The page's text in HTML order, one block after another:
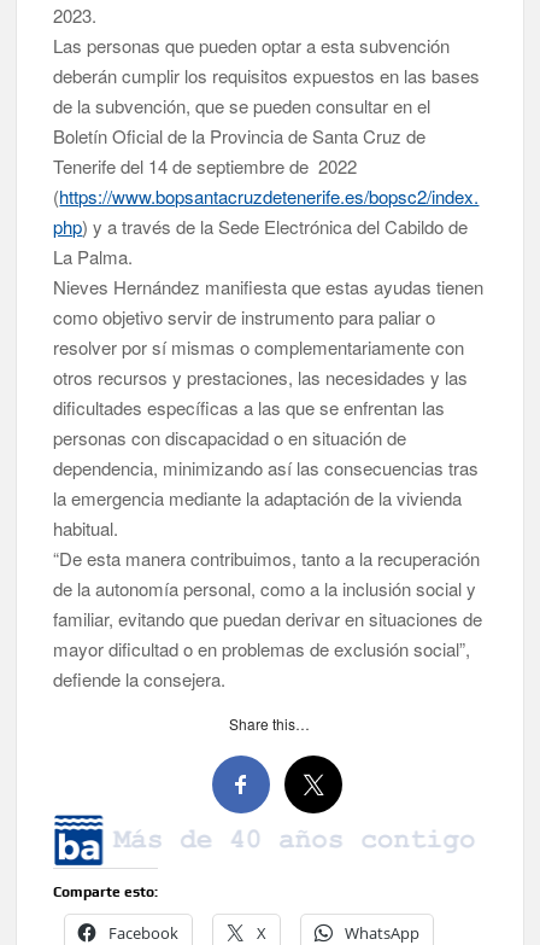
2023.
Las personas que pueden optar a esta subvención
deberán cumplir los requisitos expuestos en las bases
de la subvención, que se pueden consultar en el
Boletín Oficial de la Provincia de Santa Cruz de
Tenerife del 14 de septiembre de 2022
(https://www.bopsantacruzdetenerife.es/bopsc2/index.
php) y a través de la Sede Electrónica del Cabildo de
La Palma.
Nieves Hernández manifiesta que estas ayudas tienen
como objetivo servir de instrumento para paliar o
resolver por sí mismas o complementariamente con
otros recursos y prestaciones, las necesidades y las
dificultades específicas a las que se enfrentan las
personas con discapacidad o en situación de
dependencia, minimizando así las consecuencias tras
la emergencia mediante la adaptación de la vivienda
habitual.
“De esta manera contribuimos, tanto a la recuperación
de la autonomía personal, como a la inclusión social y
familiar, evitando que puedan derivar en situaciones de
mayor dificultad o en problemas de exclusión social”,
defiende la consejera.
Share this…
Comparte esto:
Facebook X WhatsApp